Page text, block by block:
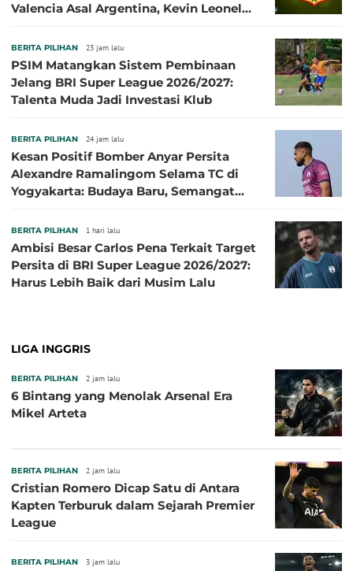
Valencia Asal Argentina, Kevin Leonel
BERITA PILIHAN 23 jam lalu
PSIM Matangkan Sistem Pembinaan
Jelang BRI Super League 2026/2027:
Talenta Muda Jadi Investasi Klub
BERITA PILIHAN 24 jam lalu
Kesan Positif Bomber Anyar Persita
Alexandre Ramalingom Selama TC di
Yogyakarta: Budaya Baru, Semangat
BERITA PILIHAN 1 hari lalu
Ambisi Besar Carlos Pena Terkait Target
Persita di BRI Super League 2026/2027:
Harus Lebih Baik dari Musim Lalu
LIGA INGGRIS
BERITA PILIHAN 2 jam lalu
6 Bintang yang Menolak Arsenal Era
Mikel Arteta
BERITA PILIHAN 2 jam lalu
Cristian Romero Dicap Satu di Antara
Kapten Terburuk dalam Sejarah Premier
League
BERITA PILIHAN 3 jam lalu